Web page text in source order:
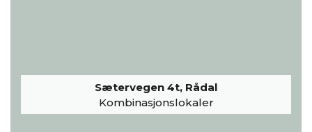
Sætervegen 4t, Rådal
Kombinasjonslokaler